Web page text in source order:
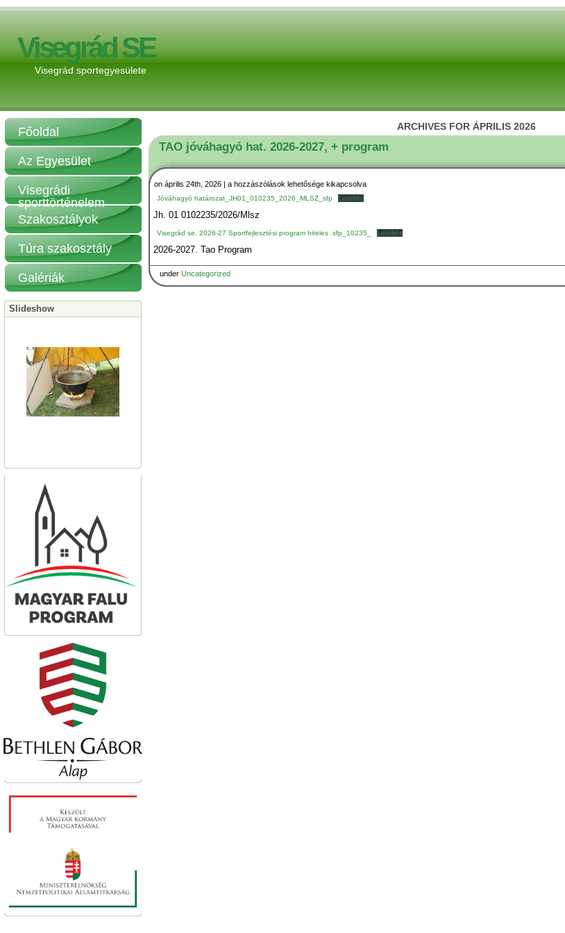
Visegrád SE
Visegrád sportegyesülete
ARCHIVES FOR ÁPRILIS 2026
TAO jóváhagyó hat. 2026-2027, + program
on április 24th, 2026 | TAO
hat.
2027,
program
a hozzászólások lehetősége kikapcsolva
Jóváhagyó határozat_JH01_010235_2026_MLSZ_sfp Letöltés
Jh. 01 0102235/2026/Mlsz
Visegrád se. 2026-27 Sportfejlesztési program hiteles .sfp_10235_ Letöltés
2026-2027. Tao Program
under Uncategorized
Főoldal
Az Egyesület
Visegrádi
sporttörténelem
Szakosztályok
Túra szakosztály
Galériák
Slideshow